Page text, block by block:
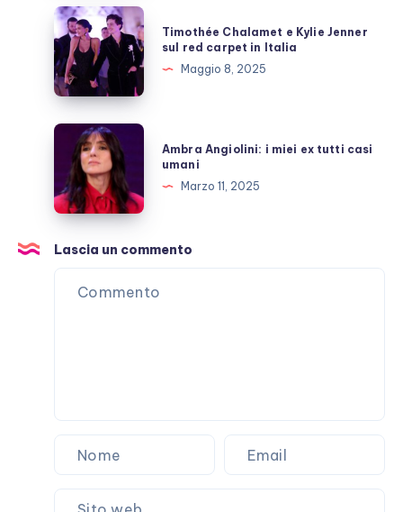
momenti
di
“lucidità”
Timothée
Chalamet
e
Kylie
Jenner
sul
carpet
in
Italia
Timothée Chalamet e Kylie Jenner
sul red carpet in Italia
Maggio 8, 2025
Ambra
Angiolini:
miei
ex
tutti
casi
umani
Ambra Angiolini: i miei ex tutti casi
umani
Marzo 11, 2025
Lascia un commento